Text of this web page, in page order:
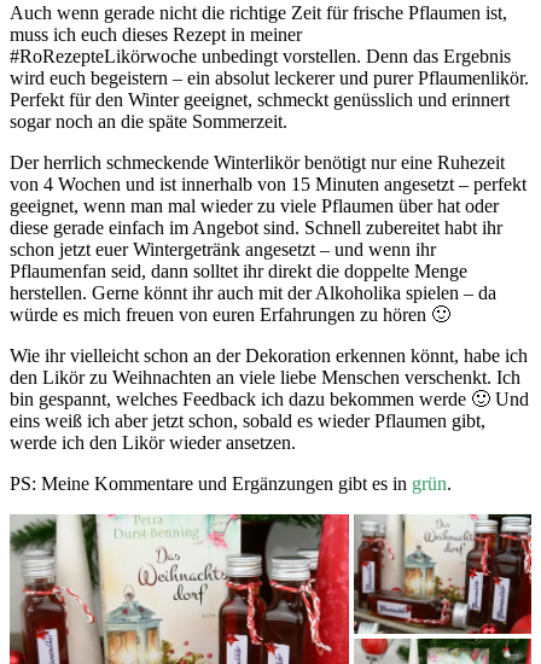
Auch wenn gerade nicht die richtige Zeit für frische Pflaumen ist,
muss ich euch dieses Rezept in meiner
#RoRezepteLikörwoche unbedingt vorstellen. Denn das Ergebnis
wird euch begeistern – ein absolut leckerer und purer Pflaumenlikör.
Perfekt für den Winter geeignet, schmeckt genüsslich und erinnert
sogar noch an die späte Sommerzeit.
Der herrlich schmeckende Winterlikör benötigt nur eine Ruhezeit
von 4 Wochen und ist innerhalb von 15 Minuten angesetzt – perfekt
geeignet, wenn man mal wieder zu viele Pflaumen über hat oder
diese gerade einfach im Angebot sind. Schnell zubereitet habt ihr
schon jetzt euer Wintergetränk angesetzt – und wenn ihr
Pflaumenfan seid, dann solltet ihr direkt die doppelte Menge
herstellen. Gerne könnt ihr auch mit der Alkoholika spielen – da
würde es mich freuen von euren Erfahrungen zu hören 🙂
Wie ihr vielleicht schon an der Dekoration erkennen könnt, habe ich
den Likör zu Weihnachten an viele liebe Menschen verschenkt. Ich
bin gespannt, welches Feedback ich dazu bekommen werde 🙂 Und
eins weiß ich aber jetzt schon, sobald es wieder Pflaumen gibt,
werde ich den Likör wieder ansetzen.
PS: Meine Kommentare und Ergänzungen gibt es in grün.